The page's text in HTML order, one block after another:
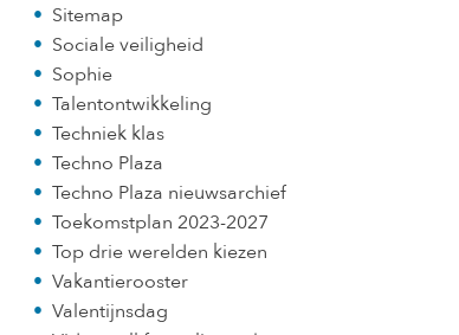
Sitemap
Sociale veiligheid
Sophie
Talentontwikkeling
Techniek klas
Techno Plaza
Techno Plaza nieuwsarchief
Toekomstplan 2023-2027
Top drie werelden kiezen
Vakantierooster
Valentijnsdag